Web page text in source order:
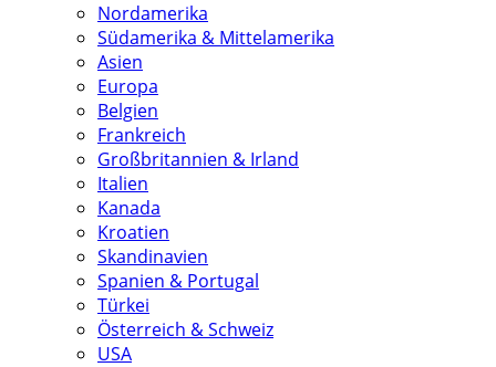
Nordamerika
Südamerika & Mittelamerika
Asien
Europa
Belgien
Frankreich
Großbritannien & Irland
Italien
Kanada
Kroatien
Skandinavien
Spanien & Portugal
Türkei
Österreich & Schweiz
USA